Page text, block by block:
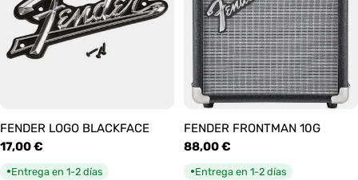
FENDER LOGO BLACKFACE
Precio
habitual
17,00 €
●Entrega en 1-2 días
FENDER FRONTMAN 10G
Precio
habitual
88,00 €
●Entrega en 1-2 días